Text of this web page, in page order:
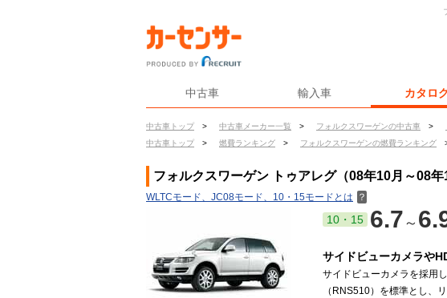
中古車 輸入車 カタロ
中古車トップ > 中古車メーカー一覧 > フォルクスワーゲンの中古車 >
中古車トップ
> 燃費ランキング > フォルクスワーゲンの燃費ランキング
フォルクスワーゲン トゥアレグ（08年10月～08
WLTCモード、JC08モード、10・15モードとは ？
10・15 6.7 ～
サイドビューカメラや
サイドビューカメラを採用
（RNS510）を標準とし、